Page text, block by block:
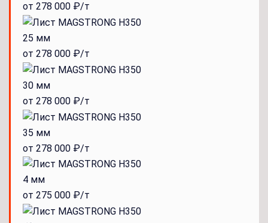
от 278 000 ₽/т
25 мм
от 278 000 ₽/т
30 мм
от 278 000 ₽/т
35 мм
от 278 000 ₽/т
4 мм
от 275 000 ₽/т